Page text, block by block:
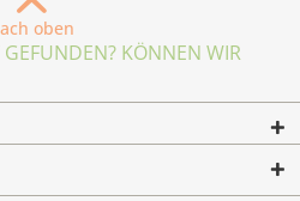
oben
KÖNNEN WIR